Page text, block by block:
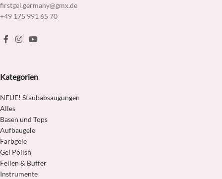
firstgel.germany@gmx.de
+49 175 991 65 70
Kategorien
NEUE! Staubabsaugungen
Alles
Basen und Tops
Aufbaugele
Farbgele
Gel Polish
Feilen & Buffer
Instrumente